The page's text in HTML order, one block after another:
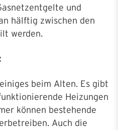
und
hälftig zwischen den
werden.
beim Alten. Es gibt
Heizungen
können bestehende
Auch die